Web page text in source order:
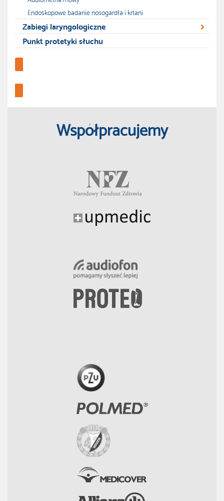
Endoskopowe badanie nosogardła i krtani
Zabiegi laryngologiczne
Punkt protetyki słuchu
Profilaktyka zdrowotna
Współpracujemy